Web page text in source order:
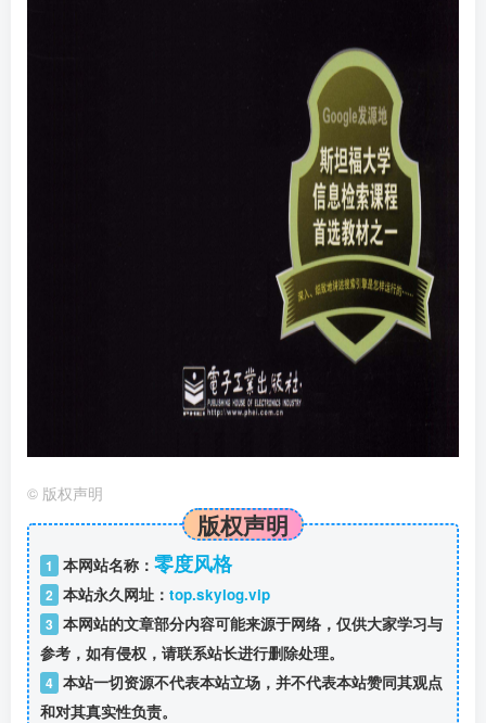
© 版权声明
版权声明
1 本网站名称： 零度风格
2 本站永久网址： top.skylog.vip
3 本网站的文章部分内容可能来源于网络，仅供大家学习与
参考，如有侵权，请联系站长进行删除处理。
4 本站一切资源不代表本站立场，并不代表本站赞同其观点
和对其真实性负责。